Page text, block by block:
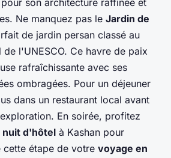
son architecture raffinée et
Ne manquez pas le Jardin de
de jardin persan classé au
l'UNESCO. Ce havre de paix
rafraîchissante avec ses
ombragées. Pour un déjeuner
dans un restaurant local avant
En soirée, profitez
nuit d'hôtel à Kashan pour
cette étape de votre voyage en